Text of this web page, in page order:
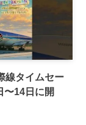
線タイムセー
〜14日に開